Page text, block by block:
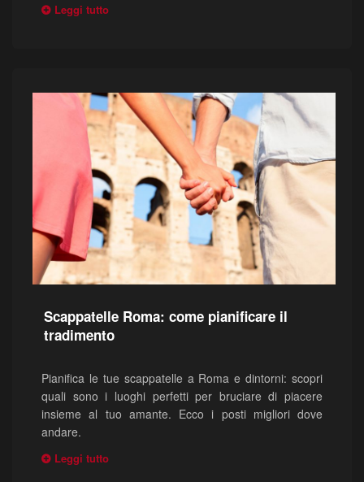
Leggi tutto
Scappatelle Roma: come pianificare il
tradimento
Pianifica le tue scappatelle a Roma e dintorni: scopri
quali sono i luoghi perfetti per bruciare di piacere
insieme al tuo amante. Ecco i posti migliori dove
andare.
Leggi tutto